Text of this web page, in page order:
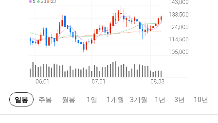
일봉 주봉 월봉 1일 1개월 3개월 1년 3년 10년